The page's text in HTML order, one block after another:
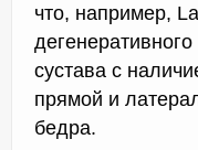
что, например,
сустава с
прямой и
бедра.